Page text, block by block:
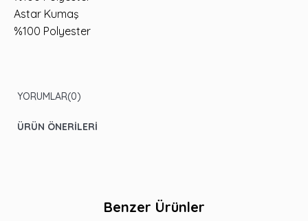
Astar Kumaş
%100 Polyester
YORUMLAR(0)
ÜRÜN ÖNERILERI
Benzer Ürünler